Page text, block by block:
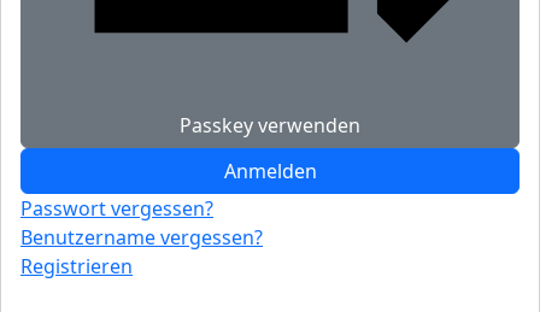
Passkey verwenden
Anmelden
Passwort vergessen?
Benutzername vergessen?
Registrieren